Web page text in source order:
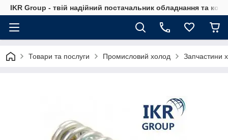
IKR Group - твій надійний постачальник обладнання та
Товари та послуги Промисловий холод Запчастини